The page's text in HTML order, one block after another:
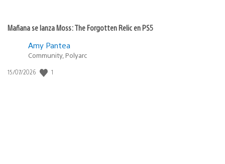
Mañana se lanza Moss: The Forgotten Relic en PS5
Amy Pantea
Community, Polyarc
Fecha
15/07/2026 1